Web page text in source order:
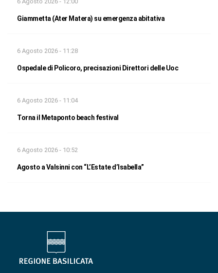
Giammetta (Ater Matera) su emergenza abitativa
6 Agosto 2026 - 11:28
Ospedale di Policoro, precisazioni Direttori delle Uoc
6 Agosto 2026 - 11:04
Torna il Metaponto beach festival
6 Agosto 2026 - 10:52
Agosto a Valsinni con “L’Estate d’Isabella”